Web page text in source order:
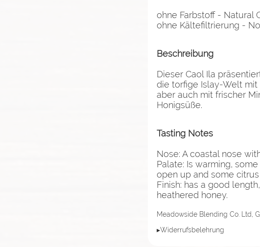
ohne Farbstoff - Natural
ohne Kältefiltrierung -
Beschreibung
Dieser Caol Ila
die torfige Islay-Welt mit
aber auch mit frischer
Honigsüße.
Tasting Notes
Nose: A coastal nose
Palate: Is warming,
open up and some
Finish: has a good
heathered honey.
Meadowside Blending Co. Ltd,
▸Widerrufsbelehrung